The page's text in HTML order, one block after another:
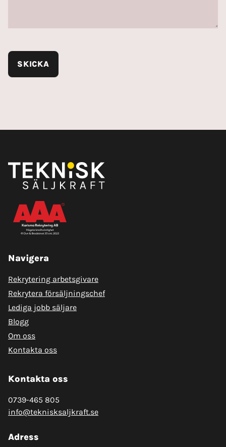
Navigera
Rekrytering arbetsgivare
Rekrytera försäljningschef
Lediga jobb säljare
Blogg
Om oss
Kontakta oss
Kontakta oss
0739-465 805
info@teknisksaljkraft.se
Adress